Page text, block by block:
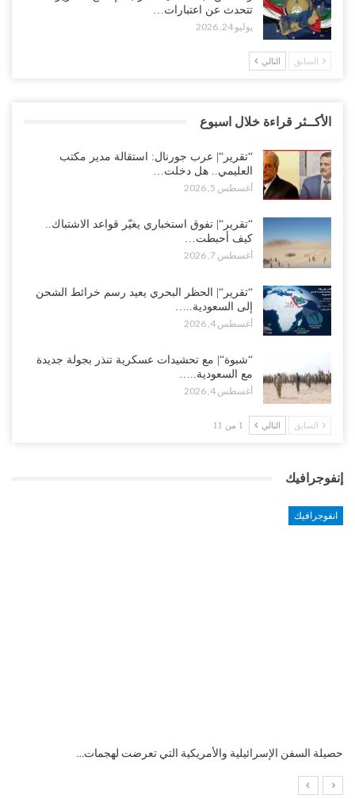
تتحدث عن اعتبارات…
يوليو 24, 2026
السابق التالي
الأكــثر قراءة خلال اسبوع
“تقرير“| عرب جورنال: استقالة مدير مكتب
العليمي.. هل دخلت…
أغسطس 5, 2026
“تقرير“| تفوق استخباري يغيّر قواعد الاشتباك..
كيف أحبطت…
أغسطس 7, 2026
“تقرير“| الحظر البحري يعيد رسم خرائط الشحن
إلى السعودية..…
أغسطس 4, 2026
“شبوة“| مع تحشيدات عسكرية تنذر بجولة جديدة
مع السعودية..…
أغسطس 4, 2026
السابق التالي 1 من 11
إنفوجرافيك
انفوجرافيك
التضخم السنوي لمنطقة اليورو.. “إنفوجرافيك“..!